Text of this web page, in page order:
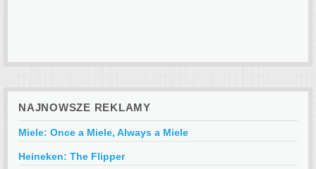
NAJNOWSZE REKLAMY
Miele: Once a Miele, Always a Miele
Heineken: The Flipper